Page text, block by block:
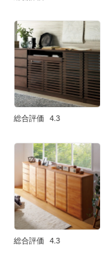
総合評価 4.3
総合評価 4.3